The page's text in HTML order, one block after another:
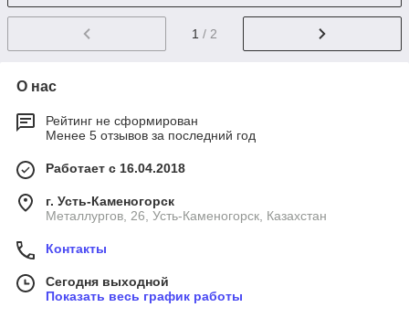
1 / 2
О нас
Рейтинг не сформирован
Менее 5 отзывов за последний год
Работает с 16.04.2018
г. Усть-Каменогорск
Металлургов, 26, Усть-Каменогорск, Казахстан
Контакты
Сегодня выходной
Показать весь график работы